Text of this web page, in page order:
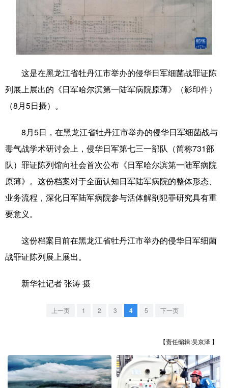
食品 人居 信息化 数字经济
学术中国 乡村振兴 银龄 溯源中国
彩票 娱乐 时尚 悦读
公益
文化产业
地方频道
天津 山西
辽宁
安徽 福建
山东
青海
多语种频道
这是在黑龙江省牡丹江市举办的侵华日军细菌战罪证陈
列展上展出的《日军哈尔滨第一陆军病院原薄》（影印件）
（8月5日摄）。
8月5日，在黑龙江省牡丹江市举办的侵华日军细菌战与
毒气战学术研讨会上，侵华日军第七三一部队（简称731部
队）罪证陈列馆向社会首次公布《日军哈尔滨第一陆军病院
原薄》。这份档案对于全面认知日军陆军病院的整体形态、
业务流程，深化日军陆军病院参与活体解剖犯罪研究具有重
要意义。
这份档案目前在黑龙江省牡丹江市举办的侵华日军细菌
战罪证陈列展上展出。
新华社记者 张涛 摄
上一页 1 2 3 4 5 下一页
【责任编辑:吴京泽 】